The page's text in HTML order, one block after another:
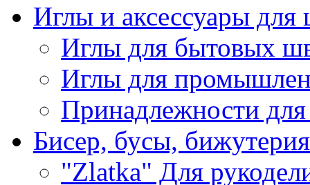
Иглы и аксессуары
Иглы для бытовых
Иглы для
Принадлежности
Бисер, бусы, бижутерия
"Zlatka" Для